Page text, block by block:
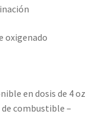
oxigenado
en dosis de 4 oz
combustible –